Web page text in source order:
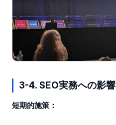
3-4. SEO実務への影響
短期的施策：